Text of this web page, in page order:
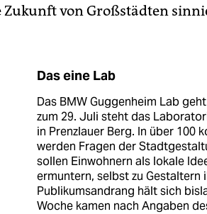
Zukunft von Großstädten
Das eine Lab
Das BMW Guggenheim Lab
zum 29. Juli steht das
in Prenzlauer Berg. In über 100
werden Fragen der
sollen Einwohnern als lokale
ermuntern, selbst zu Gestaltern
Publikumsandrang hält sich
Woche kamen nach Angaben